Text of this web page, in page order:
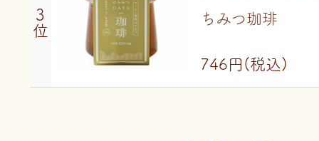
3
位
ちみつ珈琲
746円 (税込)